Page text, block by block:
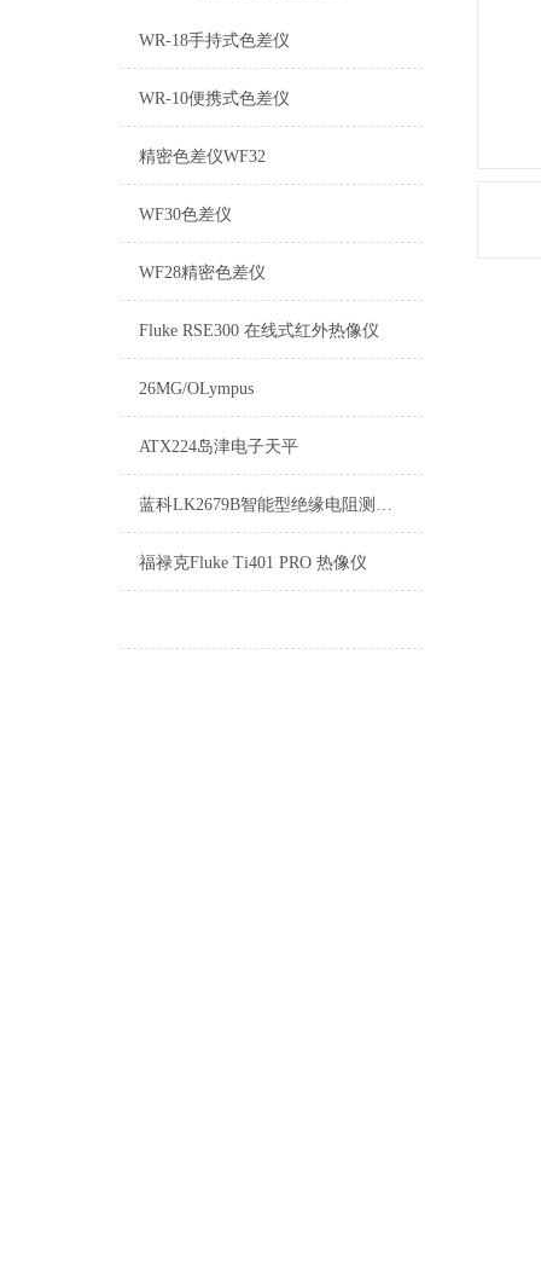
WR-18手持式色差仪
WR-10便携式色差仪
精密色差仪WF32
WF30色差仪
WF28精密色差仪
Fluke RSE300 在线式红外热像仪
26MG/OLympus
ATX224岛津电子天平
蓝科LK2679B智能型绝缘电阻测试仪
福禄克Fluke Ti401 PRO 热像仪